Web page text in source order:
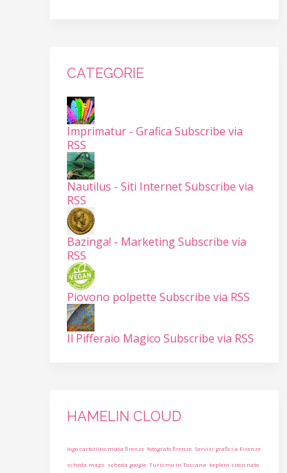
CATEGORIE
Imprimatur - Grafica Subscribe via
RSS
Nautilus - Siti InternetSubscribe via
RSS
Bazinga! - MarketingSubscribe via
RSS
Piovono polpette Subscribe via RSS
Il Pifferaio Magico Subscribe via RSS
HAMELIN CLOUD
logo cartellino moda firenze fotografo firenze Servizi grafici a Firenze
scheda maps scheda google Turismo in Toscana keplero cieco nato